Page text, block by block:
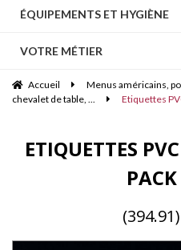
ÉQUIPEMENTS ET HYGIÈNE
VOTRE MÉTIER
Accueil
Menus américains,
chevalet de table, ...
Etiquettes
ETIQUETTES